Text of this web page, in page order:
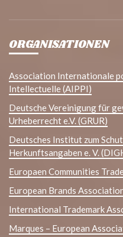
ORGANISATIONEN
Association Internationale
Intellectuelle (AIPPI)
Deutsche Vereinigung für
Urheberrecht e.V. (GRUR)
Deutsches Institut zum
Herkunftsangaben e. V.
Europaen Communities
European Brands
International Trademark
Marques – European